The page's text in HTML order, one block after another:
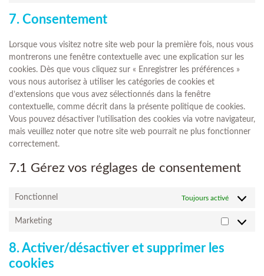
7. Consentement
Lorsque vous visitez notre site web pour la première fois, nous vous
montrerons une fenêtre contextuelle avec une explication sur les
cookies. Dès que vous cliquez sur « Enregistrer les préférences »
vous nous autorisez à utiliser les catégories de cookies et
d’extensions que vous avez sélectionnés dans la fenêtre
contextuelle, comme décrit dans la présente politique de cookies.
Vous pouvez désactiver l’utilisation des cookies via votre navigateur,
mais veuillez noter que notre site web pourrait ne plus fonctionner
correctement.
7.1 Gérez vos réglages de consentement
Fonctionnel Toujours activé
Marketing
8. Activer/désactiver et supprimer les
cookies